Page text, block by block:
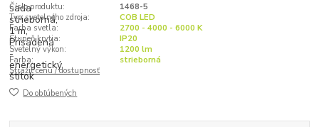
Číslo produktu:
1468-5
Typ svetelného zdroja:
COB LED
Farba svetla:
2700 - 4000 - 6000 K
Stupeň krytia:
IP20
Svetelný výkon:
1200 lm
Farba:
strieborná
Strážiť cenu / dostupnosť
Do obľúbených